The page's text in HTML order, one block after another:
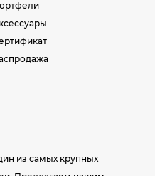
из самых крупных